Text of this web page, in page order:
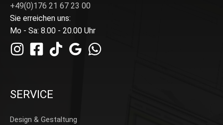
+49(0)176 21 67 23 00
Sie erreichen uns:
Mo - Sa: 8.00 - 20.00 Uhr
SERVICE
Design & Gestaltung